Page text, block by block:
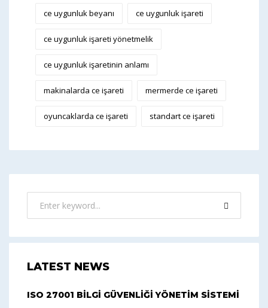
ce uygunluk beyanı ce uygunluk işareti
ce uygunluk işareti yönetmelik
ce uygunluk işaretinin anlamı
makinalarda ce işareti mermerde ce işareti
oyuncaklarda ce işareti standart ce işareti
LATEST NEWS
ISO 27001 BİLGİ GÜVENLİĞİ YÖNETİM SİSTEMİ